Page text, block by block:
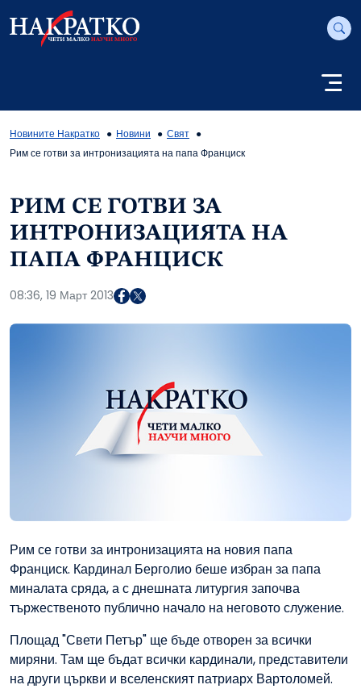
Новините Накратко Новини
Свят
Рим се готви за интронизацията на папа Франциск
РИМ СЕ ГОТВИ ЗА
ИНТРОНИЗАЦИЯТА НА
ПАПА ФРАНЦИСК
08:36, 19 Март 2013
Рим се готви за интронизацията на новия папа
Франциск. Кардинал Берголио беше избран за папа
миналата сряда, а с днешната литургия започва
тържественото публично начало на неговото служение.
Площад "Свети Петър" ще бъде отворен за всички
миряни. Там ще бъдат всички кардинали, представители
на други църкви и вселенският патриарх Вартоломей.